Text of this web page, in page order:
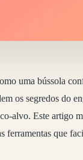
uma bússola
os segredos do
alvo. Este artigo
que